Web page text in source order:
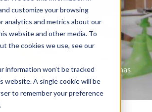
customize your browsing
analytics and metrics about our
website and other media. To
the cookies we use, see our
information won’t be tracked
website. A single cookie will be
to remember your preference
»Mejore su Eficiencia con Máquinas
para Champú y Gel Corporal